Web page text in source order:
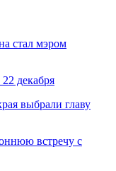
стал мэром
декабря
выбрали главу
встречу с